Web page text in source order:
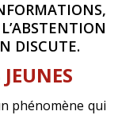
DISCUTE.
phénomène qui